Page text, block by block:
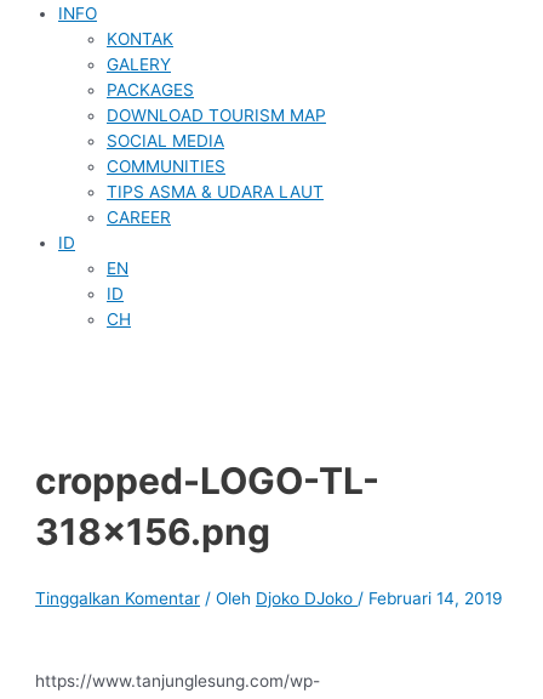
INFO
KONTAK
GALERY
PACKAGES
DOWNLOAD TOURISM MAP
SOCIAL MEDIA
COMMUNITIES
TIPS ASMA & UDARA LAUT
CAREER
ID
EN
ID
CH
cropped-LOGO-TL-
318×156.png
Tinggalkan Komentar / Oleh Djoko DJoko / Februari 14, 2019
https://www.tanjunglesung.com/wp-